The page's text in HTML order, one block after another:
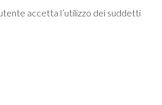
accetta l’utilizzo dei suddetti